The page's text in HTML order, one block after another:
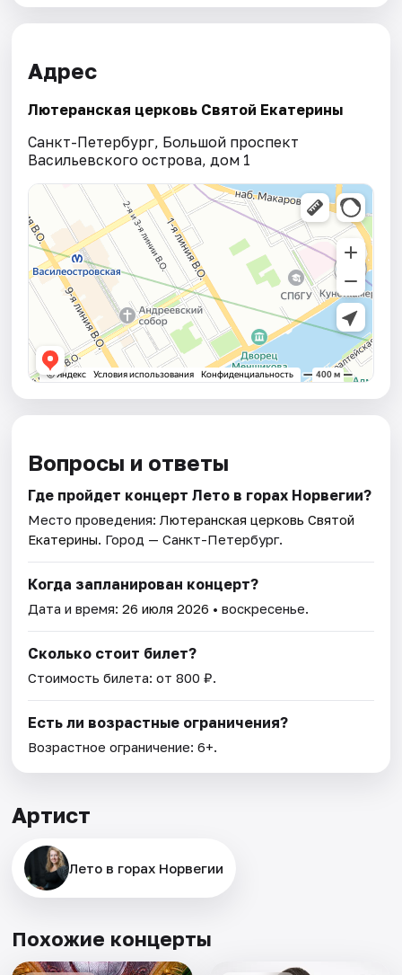
Адрес
Лютеранская церковь Святой Екатерины
Санкт-Петербург, Большой проспект
Васильевского острова, дом 1
Вопросы и ответы
Где пройдет концерт Лето в горах Норвегии?
Место проведения:Лютеранская церковь Святой
Екатерины. Город — Санкт-Петербург.
Когда запланирован концерт?
Дата и время:26 июля 2026 • воскресенье.
Сколько стоит билет?
Стоимость билета: от 800 ₽.
Есть ли возрастные ограничения?
Возрастное ограничение: 6+.
Артист
Лето в горах Норвегии
Похожие концерты